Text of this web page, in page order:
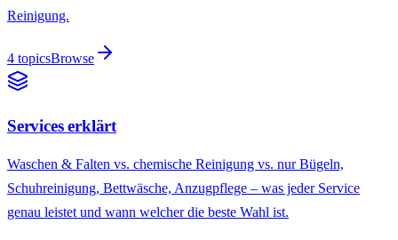
Reinigung.
4 topicsBrowse
Services erklärt
Waschen & Falten vs. chemische Reinigung vs. nur Bügeln,
Schuhreinigung, Bettwäsche, Anzugpflege – was jeder Service
genau leistet und wann welcher die beste Wahl ist.